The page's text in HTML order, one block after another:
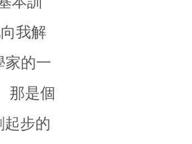
我解
家的一
那是個
步的